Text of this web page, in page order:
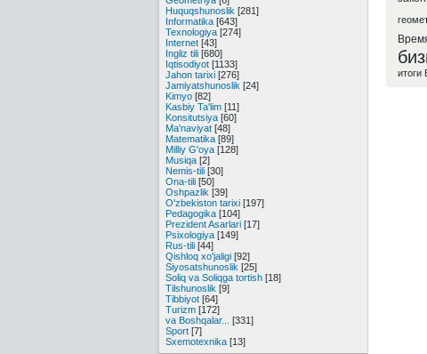
Huquqshunoslik [281]
Informatika [643]
Texnologiya [274]
Internet [43]
Ingliz tili [680]
Iqtisodiyot [1133]
Jahon tarixi [276]
Jamiyatshunoslik [24]
Kimyo [82]
Kasbiy Ta'lim [11]
Konsitutsiya [60]
Ma'naviyat [48]
Matematika [89]
Milliy G'oya [128]
Musiqa [2]
Nemis-tili [30]
Ona-tili [50]
Oshpazlik [39]
O'zbekiston tarixi [197]
Pedagogika [104]
Prezident Asarlari [17]
Psixologiya [149]
Rus-tili [44]
Qishloq xo'jaligi [92]
Siyosatshunoslik [25]
Soliq va Soliqga tortish [18]
Tilshunoslik [9]
Tibbiyot [64]
Turizm [172]
va Boshqalar...
[331]
Sport [7]
Sxemotexnika [13]
итоги